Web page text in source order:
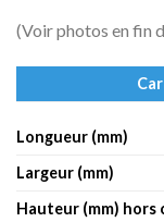
(Voir photos en fin
Longueur (mm)
Largeur (mm)
Hauteur (mm) hors